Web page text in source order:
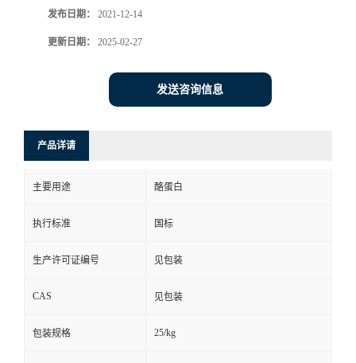
发布日期： 2021-12-14
更新日期： 2025-02-27
发送咨询信息
产品详请
主要用途 酪蛋白
执行标准 国标
生产许可证编号 见包装
CAS 见包装
包装规格 25/kg